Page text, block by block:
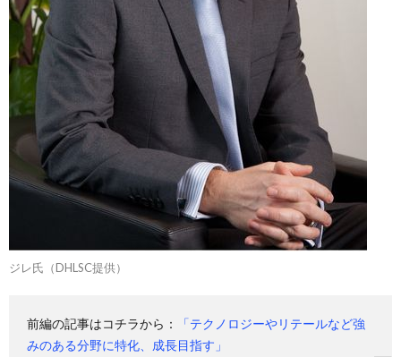
ジレ氏（DHLSC提供）
前編の記事はコチラから：
「テクノロジーやリテールなど強
みのある分野に特化、成長目指す」